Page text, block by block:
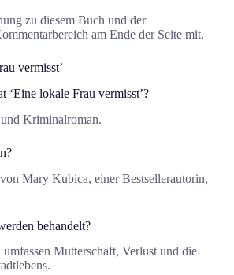
zu diesem Buch und der
am Ende der Seite mit.
vermisst’
‘Eine lokale Frau vermisst’?
Kriminalroman.
Mary Kubica, einer Bestsellerautorin,
behandelt?
Mutterschaft, Verlust und die